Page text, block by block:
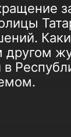
другом
в